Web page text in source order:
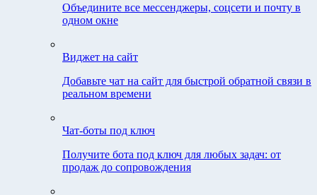
Объедините все мессенджеры, соцсети и почту в
одном окне
Виджет на сайт
Добавьте чат на сайт для быстрой обратной связи в
реальном времени
Чат-боты под ключ
Получите бота под ключ для любых задач: от
продаж до сопровождения